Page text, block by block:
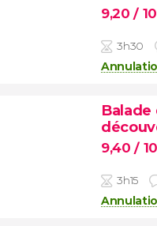
9,20/ 10
3h30
9,40/ 10
3h15